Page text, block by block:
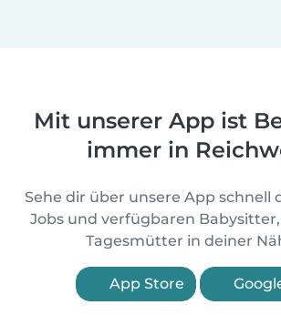
Mit unserer App ist
immer in
Sehe dir über unsere App schnell
Jobs und verfügbaren
Tagesmütter in deiner
App Store